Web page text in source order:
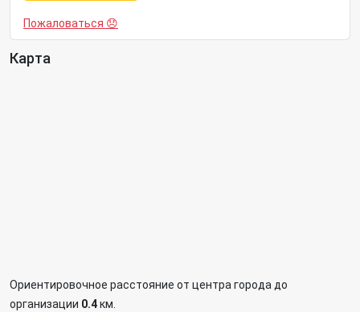
Пожаловаться 😞
Карта
Ориентировочное расстояние от центра города до
организации 0.4км.